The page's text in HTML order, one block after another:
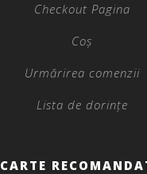
Checkout Pagina
Coș
Urmărirea comenzii
Lista de dorințe
CARTE